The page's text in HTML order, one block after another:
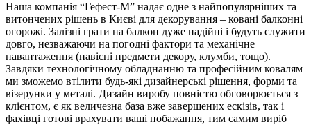
Наша компанія “Гефест-М” надає одне з найпопулярніших та
витончених рішень в Києві для декорування – ковані балконні
огорожі. Залізні грати на балкон дуже надійні і будуть служити
довго, незважаючи на погодні фактори та механічне
навантаження (навісні предмети декору, клумби, тощо).
Завдяки технологічному обладнанню та професійним ковалям
ми зможемо втілити будь-які дизайнерські рішення, форми та
візерунки у металі. Дизайн виробу повністю обговорюється з
клієнтом, є як величезна база вже завершених ескізів, так і
фахівці готові врахувати ваші побажання, тим самим виріб